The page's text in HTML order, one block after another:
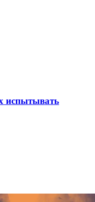
испытывать